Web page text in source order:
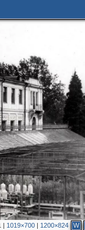
| 1019×700| 1200×824 W